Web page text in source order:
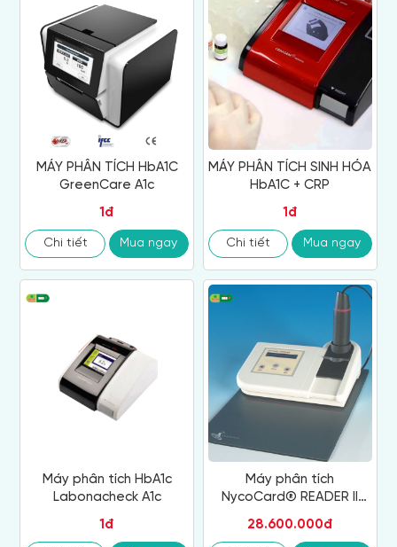
MÁY PHÂN TÍCH HbA1C
GreenCare A1c
1đ
Chi tiết Mua ngay
MÁY PHÂN TÍCH SINH HÓA
HbA1C + CRP
1đ
Chi tiết Mua ngay
Máy phân tích HbA1c
Labonacheck A1c
1đ
Máy phân tích
NycoCard® READER II
28.600.000đ